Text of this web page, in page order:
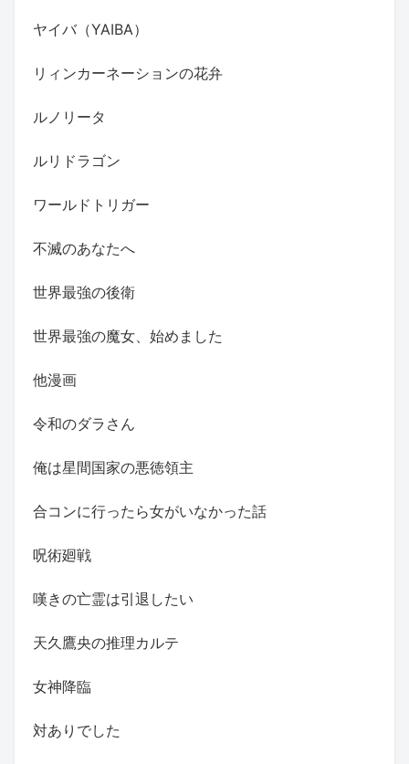
ヤイバ（YAIBA）
リィンカーネーションの花弁
ルノリータ
ルリドラゴン
ワールドトリガー
不滅のあなたへ
世界最強の後衛
世界最強の魔女、始めました
他漫画
令和のダラさん
俺は星間国家の悪徳領主
合コンに行ったら女がいなかった話
呪術廻戦
嘆きの亡霊は引退したい
天久鷹央の推理カルテ
女神降臨
対ありでした